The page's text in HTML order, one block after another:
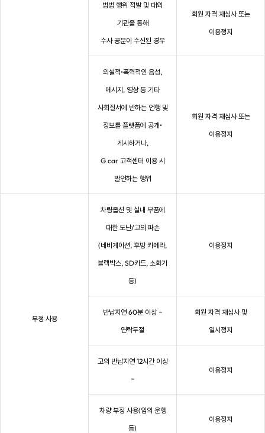
범법 행위 적발 및 대외
기관을 통해
수사 공문이 수신된 경우
회원 자격 재심사 또는
이용정지
외설적•폭력적인 음성,
메시지, 영상 등 기타
사회질서에 반하는 언행 및
정보를 플랫폼에 공개•
게시하거나,
G car 고객센터 이용 시
발언하는 행위
회원 자격 재심사 또는
이용정지
부정 사용
차량옵션 및 실내 부품에
대한 도난/고의 파손
(네비게이션, 후방 카메라,
블랙박스, SD카드, 소화기
등)
이용정지
반납지연 60분 이상 ~
연락두절
회원 자격 재심사 및
일시정지
고의 반납지연 12시간 이상
~
이용정지
차량 부정 사용(임의 운행
등)
이용정지